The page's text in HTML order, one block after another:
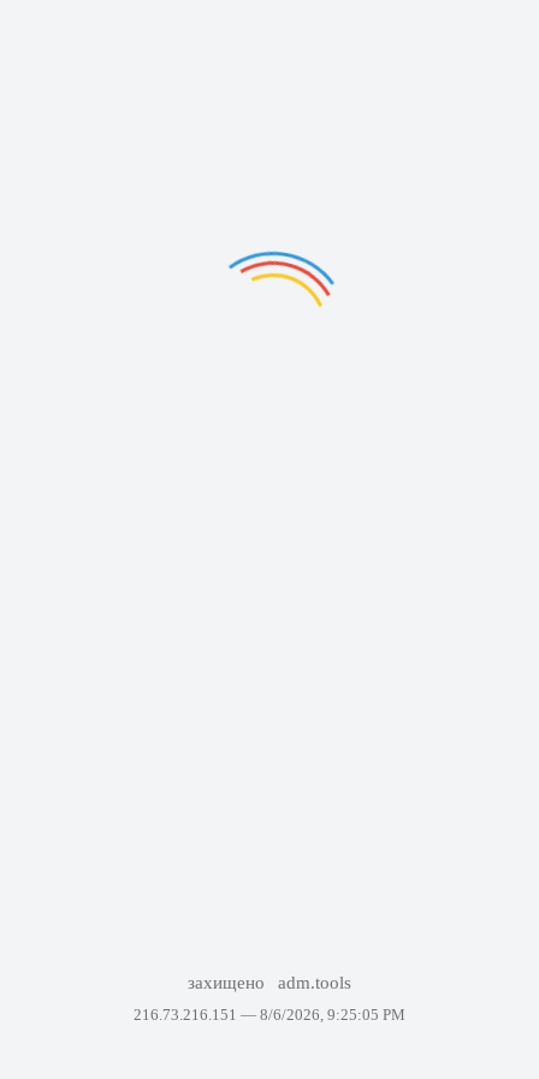
захищено adm.tools
216.73.216.151 — 8/6/2026, 9:25:05 PM